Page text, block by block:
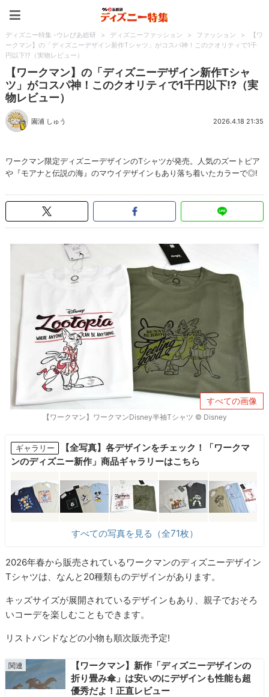
ディズニー特集 -ウレぴあ総研 > ディズニーファッション > ファッション >
【ワ
ークマン】の「ディズニーデザイン新作Tシャツ」がコスパ神！このクオリティで1千
円以下!?（実物レビュー）
【ワークマン】の「ディズニーデザイン新作Tシャ
ツ」がコスパ神！このクオリティで1千円以下!?（実
物レビュー）
園浦 しゅう 2026.4.18 21:35
ワークマン限定ディズニーデザインのTシャツが発売。人気のズートピア
や『モアナと伝説の海』のマウイデザインもあり落ち着いたカラーで◎!
すべての画像
【ワークマン】ワークマンDisney半袖Tシャツ © Disney
ギャラリー
【全写真】各デザインをチェック！「ワークマ
ンのディズニー新作」商品ギャラリーはこちら
すべての写真を見る（全71枚）
2026年春から販売されているワークマンのディズニーデザイン
Tシャツは、なんと20種類ものデザインがあります。
キッズサイズが展開されているデザインもあり、親子でおそろ
いコーデを楽しむこともできます。
リストバンドなどの小物も順次販売予定!
【ワークマン】新作「ディズニーデザインの
折り畳み傘」は安いのにデザインも性能も超
優秀だよ！正直レビュー